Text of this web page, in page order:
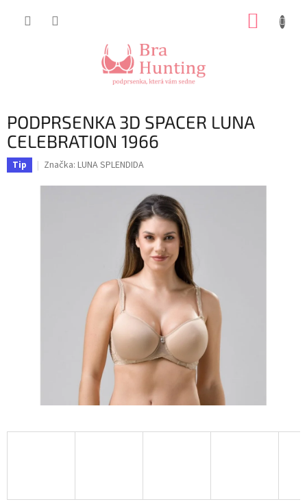
PODPRSENKA 3D SPACER LUNA
CELEBRATION 1966
Tip Značka: LUNA SPLENDIDA